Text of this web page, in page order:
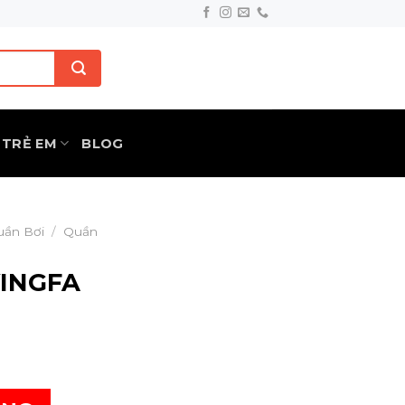
TRẺ EM BLOG
Bơi / Quần